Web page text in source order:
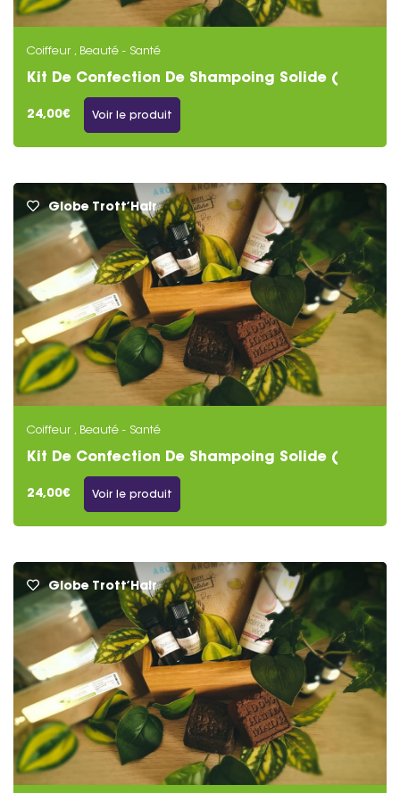
Coiffeur , Beauté - Santé
Kit De Confection De Shampoing Solide (
Cheveux Bouclés )
24,00€ Voir le produit
Globe Trott’Hair
Coiffeur , Beauté - Santé
Kit De Confection De Shampoing Solide (
Cheveux Secs )
24,00€ Voir le produit
Globe Trott’Hair